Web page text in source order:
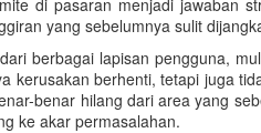
di pasaran menjadi jawaban
yang sebelumnya sulit
berbagai lapisan pengguna,
kerusakan berhenti, tetapi juga
benar hilang dari area yang
ke akar permasalahan.